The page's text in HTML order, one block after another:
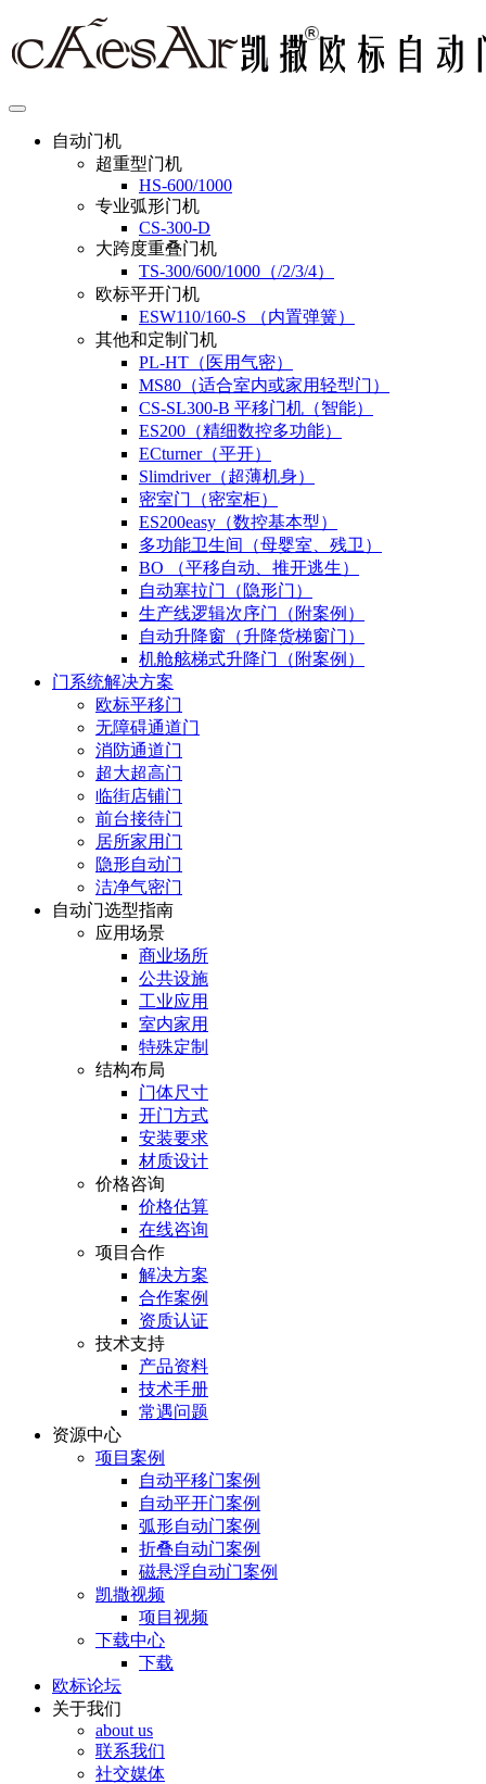
自动门机
超重型门机
HS-600/1000
专业弧形门机
CS-300-D
大跨度重叠门机
TS-300/600/1000（/2/3/4）
欧标平开门机
ESW110/160-S （内置弹簧）
其他和定制门机
PL-HT（医用气密）
MS80（适合室内或家用轻型门）
CS-SL300-B 平移门机（智能）
ES200（精细数控多功能）
ECturner（平开）
Slimdriver（超薄机身）
密室门（密室柜）
ES200easy（数控基本型）
多功能卫生间（母婴室、残卫）
BO （平移自动、推开逃生）
自动塞拉门（隐形门）
生产线逻辑次序门（附案例）
自动升降窗（升降货梯窗门）
机舱舷梯式升降门（附案例）
门系统解决方案
欧标平移门
无障碍通道门
消防通道门
超大超高门
临街店铺门
前台接待门
居所家用门
隐形自动门
洁净气密门
自动门选型指南
应用场景
商业场所
公共设施
工业应用
室内家用
特殊定制
结构布局
门体尺寸
开门方式
安装要求
材质设计
价格咨询
价格估算
在线咨询
项目合作
解决方案
合作案例
资质认证
技术支持
产品资料
技术手册
常遇问题
资源中心
项目案例
自动平移门案例
自动平开门案例
弧形自动门案例
折叠自动门案例
磁悬浮自动门案例
凯撒视频
项目视频
下载中心
下载
欧标论坛
关于我们
about us
联系我们
社交媒体